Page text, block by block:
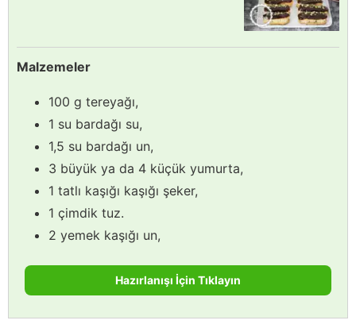
Malzemeler
100 g tereyağı,
1 su bardağı su,
1,5 su bardağı un,
3 büyük ya da 4 küçük yumurta,
1 tatlı kaşığı kaşığı şeker,
1 çimdik tuz.
2 yemek kaşığı un,
Hazırlanışı İçin Tıklayın